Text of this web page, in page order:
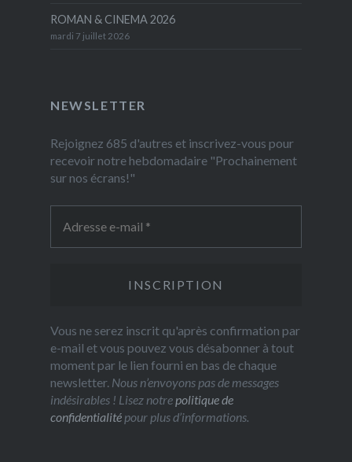
ROMAN & CINEMA 2026
mardi 7 juillet 2026
NEWSLETTER
Rejoignez 685 d'autres et inscrivez-vous pour
recevoir notre hebdomadaire "Prochainement
sur nos écrans!"
Vous ne serez inscrit qu'après confirmation par
e-mail et vous pouvez vous désabonner à tout
moment par le lien fourni en bas de chaque
newsletter. Nous n’envoyons pas de messages
indésirables ! Lisez notre politique de
confidentialitépour plus d’informations.